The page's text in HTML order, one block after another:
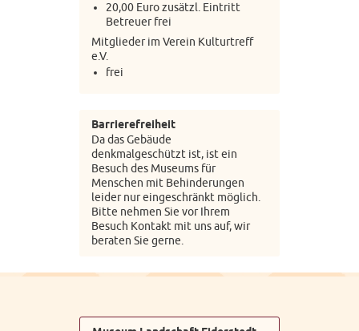
20,00 Euro zusätzl. Eintritt
Betreuer frei
Mitglieder im Verein Kulturtreff
e.V.
frei
Barrierefreiheit
Da das Gebäude
denkmalgeschützt ist, ist ein
Besuch des Museums für
Menschen mit Behinderungen
leider nur eingeschränkt möglich.
Bitte nehmen Sie vor Ihrem
Besuch Kontakt mit uns auf, wir
beraten Sie gerne.